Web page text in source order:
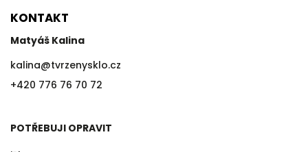
KONTAKT
Matyáš Kalina
kalina@tvrzenysklo.cz
+420 776 76 70 72
POTŘEBUJI OPRAVIT